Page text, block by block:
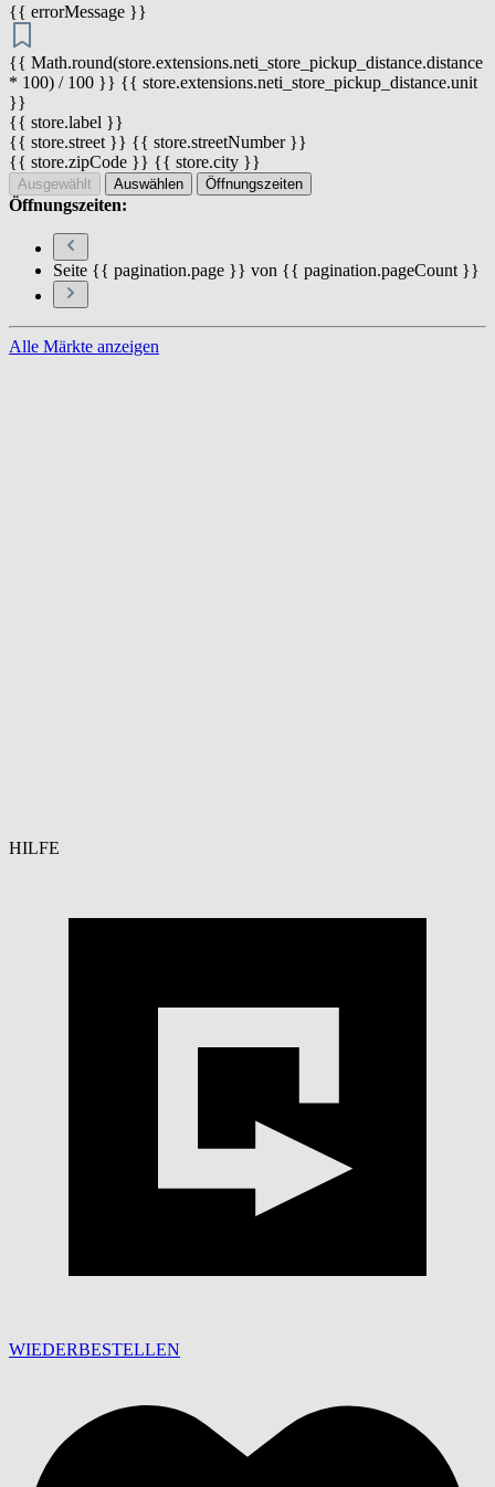
{{ errorMessage }}
{{ Math.round(store.extensions.neti_store_pickup_distance.distance
* 100) / 100 }} {{ store.extensions.neti_store_pickup_distance.unit
}}
{{ store.label }}
{{ store.street }} {{ store.streetNumber }}
{{ store.zipCode }} {{ store.city }}
Ausgewählt Auswählen Öffnungszeiten
Öffnungszeiten:
Seite {{ pagination.page }} von {{ pagination.pageCount }}
Alle Märkte anzeigen
HILFE
WIEDERBESTELLEN